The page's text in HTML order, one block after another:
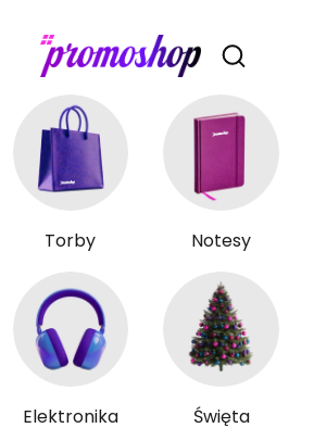
Otwórz
Torby Notesy
Elektronika Święta